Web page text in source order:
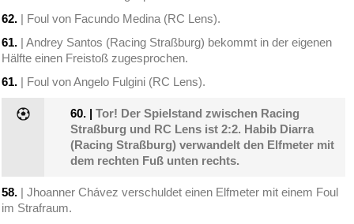
62. | Foul von Facundo Medina (RC Lens).
61. | Andrey Santos (Racing Straßburg) bekommt in der eigenen
Hälfte einen Freistoß zugesprochen.
61. | Foul von Angelo Fulgini (RC Lens).
60. |Tor! Der Spielstand zwischen Racing
Straßburg und RC Lens ist 2:2. Habib Diarra
(Racing Straßburg) verwandelt den Elfmeter mit
dem rechten Fuß unten rechts.
58. | Jhoanner Chávez verschuldet einen Elfmeter mit einem Foul
im Strafraum.